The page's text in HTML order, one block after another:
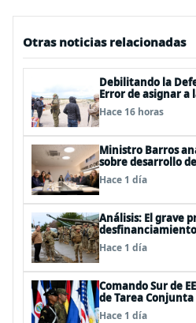
Otras noticias relacionadas
Debilitando la
Error de asignar a
policiales
Hace 16 horas
Ministro Barros
sobre desarrollo
estratégicas en
Política Espacial
Hace 1 día
Análisis: El grave
Hace 1 día
Comando Sur de
de Tarea
Occidental: Incluye
Hace 1 día